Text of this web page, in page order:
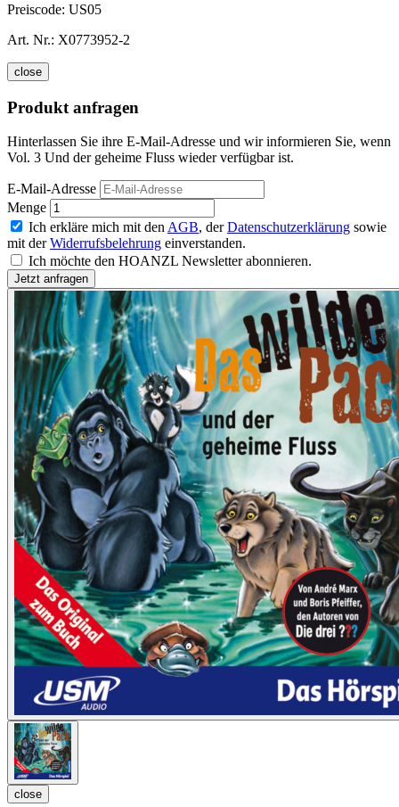
Preiscode: US05
Art. Nr.: X0773952-2
close
Produkt anfragen
Hinterlassen Sie ihre E-Mail-Adresse und wir informieren Sie, wenn
Vol. 3 Und der geheime Fluss wieder verfügbar ist.
E-Mail-Adresse
Menge
Ich erkläre mich mit den AGB, derDatenschutzerklärung sowie
mit derWiderrufsbelehrung einverstanden.
Ich möchte den HOANZL Newsletter abonnieren.
close